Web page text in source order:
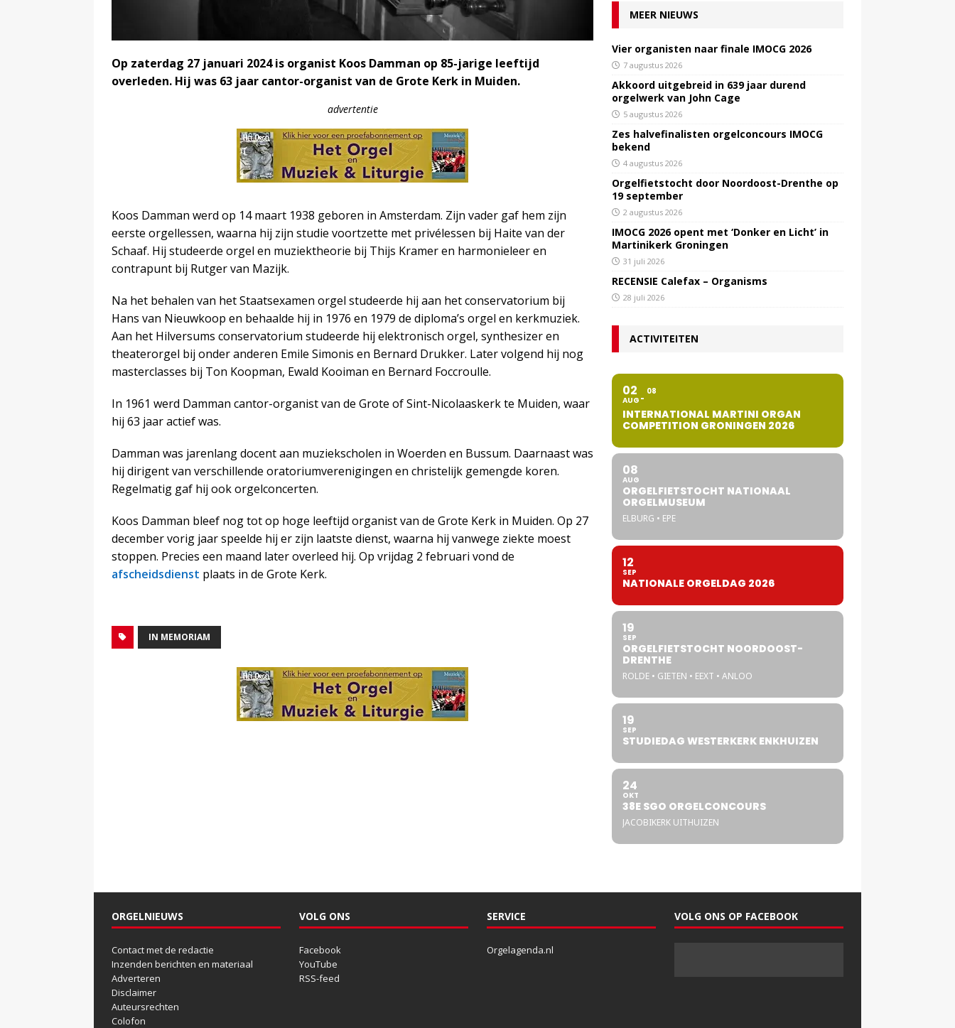
Op zaterdag 27 januari 2024 is organist Koos Damman op 85-jarige leeftijd
overleden. Hij was 63 jaar cantor-organist van de Grote Kerk in Muiden.
advertentie
Koos Damman werd op 14 maart 1938 geboren in Amsterdam. Zijn vader gaf hem zijn
eerste orgellessen, waarna hij zijn studie voortzette met privélessen bij Haite van der
Schaaf. Hij studeerde orgel en muziektheorie bij Thijs Kramer en harmonieleer en
contrapunt bij Rutger van Mazijk.
Na het behalen van het Staatsexamen orgel studeerde hij aan het conservatorium bij
Hans van Nieuwkoop en behaalde hij in 1976 en 1979 de diploma’s orgel en kerkmuziek.
Aan het Hilversums conservatorium studeerde hij elektronisch orgel, synthesizer en
theaterorgel bij onder anderen Emile Simonis en Bernard Drukker. Later volgend hij nog
masterclasses bij Ton Koopman, Ewald Kooiman en Bernard Foccroulle.
In 1961 werd Damman cantor-organist van de Grote of Sint-Nicolaaskerk te Muiden, waar
hij 63 jaar actief was.
Damman was jarenlang docent aan muziekscholen in Woerden en Bussum. Daarnaast was
hij dirigent van verschillende oratoriumverenigingen en christelijk gemengde koren.
Regelmatig gaf hij ook orgelconcerten.
Koos Damman bleef nog tot op hoge leeftijd organist van de Grote Kerk in Muiden. Op 27
december vorig jaar speelde hij er zijn laatste dienst, waarna hij vanwege ziekte moest
stoppen. Precies een maand later overleed hij. Op vrijdag 2 februari vond de
afscheidsdienst plaats in de Grote Kerk.
IN MEMORIAM
MEER NIEUWS
Vier organisten naar finale IMOCG 2026
7 augustus 2026
Akkoord uitgebreid in 639 jaar durend
orgelwerk van John Cage
5 augustus 2026
Zes halvefinalisten orgelconcours IMOCG
bekend
4 augustus 2026
Orgelfietstocht door Noordoost-Drenthe op
19 september
2 augustus 2026
IMOCG 2026 opent met ‘Donker en Licht’ in
Martinikerk Groningen
31 juli 2026
RECENSIE Calefax – Organisms
28 juli 2026
ACTIVITEITEN
02
AUG
08
INTERNATIONAL MARTINI ORGAN
COMPETITION GRONINGEN 2026
08
AUG
ORGELFIETSTOCHT NATIONAAL
ORGELMUSEUM
ELBURG • EPE
12
SEP
NATIONALE ORGELDAG 2026
19
SEP
ORGELFIETSTOCHT NOORDOOST-
DRENTHE
ROLDE • GIETEN • EEXT • ANLOO
19
SEP
STUDIEDAG WESTERKERK ENKHUIZEN
24
OKT
38E SGO ORGELCONCOURS
JACOBIKERK UITHUIZEN
ORGELNIEUWS
Contact met de redactie
Inzenden berichten en materiaal
Adverteren
Disclaimer
Auteursrechten
Colofon
VOLG ONS
Facebook
YouTube
RSS-feed
SERVICE
Orgelagenda.nl
VOLG ONS OP FACEBOOK